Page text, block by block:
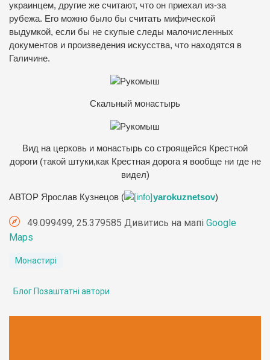
украинцем, другие же считают, что он приехал из-за
рубежа. Его можно было бы считать мифической
выдумкой, если бы не скупые следы малочисленных
документов и произведения искусства, что находятся в
Галичине.
Скальный монастырь
Вид на церковь и монастырь со строящейся Крестной
дороги (такой штуки,как Крестная дорога я вообще ни где не
видел)
АВТОР Ярослав Кузнецов ( yarokuznetsov)
49.099499, 25.379585 Дивитись на мапі Google
Maps
Монастирі
Блог Позаштатні автори